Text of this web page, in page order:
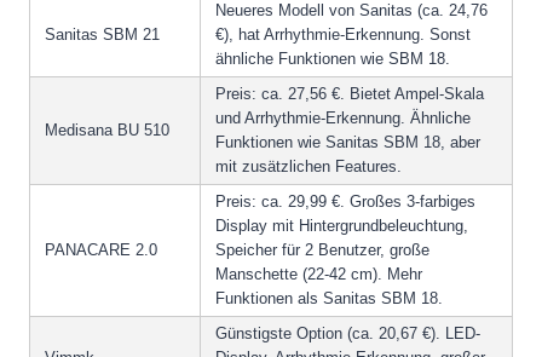
Sanitas SBM 21
Neueres Modell von Sanitas (ca. 24,76
€), hat Arrhythmie-Erkennung. Sonst
ähnliche Funktionen wie SBM 18.
Medisana BU 510
Preis: ca. 27,56 €. Bietet Ampel-Skala
und Arrhythmie-Erkennung. Ähnliche
Funktionen wie Sanitas SBM 18, aber
mit zusätzlichen Features.
PANACARE 2.0
Preis: ca. 29,99 €. Großes 3-farbiges
Display mit Hintergrundbeleuchtung,
Speicher für 2 Benutzer, große
Manschette (22-42 cm). Mehr
Funktionen als Sanitas SBM 18.
Günstigste Option (ca. 20,67 €). LED-